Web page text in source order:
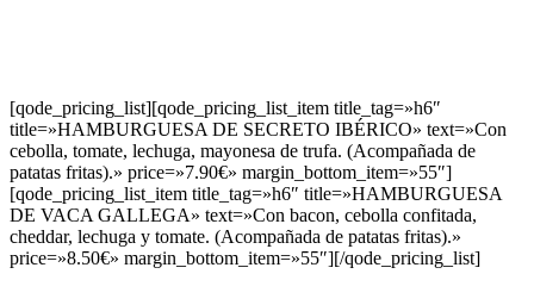
[qode_pricing_list][qode_pricing_list_item title_tag=»h6″
title=»HAMBURGUESA DE SECRETO IBÉRICO» text=»Con
cebolla, tomate, lechuga, mayonesa de trufa. (Acompañada de
patatas fritas).» price=»7.90€» margin_bottom_item=»55″]
[qode_pricing_list_item title_tag=»h6″ title=»HAMBURGUESA
DE VACA GALLEGA» text=»Con bacon, cebolla confitada,
cheddar, lechuga y tomate. (Acompañada de patatas fritas).»
price=»8.50€» margin_bottom_item=»55″][/qode_pricing_list]